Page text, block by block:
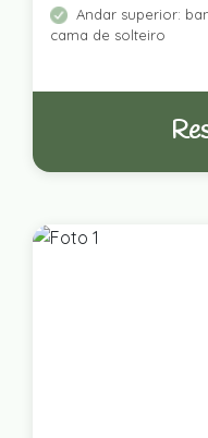
Andar superior:
cama de solteiro